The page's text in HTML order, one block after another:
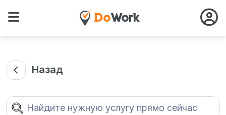
Назад